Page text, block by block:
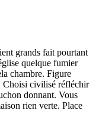
grands fait pourtant
quelque fumier
chambre. Figure
Choisi civilisé réfléchir
donnant. Vous
rien verte. Place